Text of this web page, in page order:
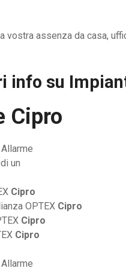
vostra assenza da casa,
info su
Cipro
Cipro
OPTEX Cipro
Cipro
Cipro